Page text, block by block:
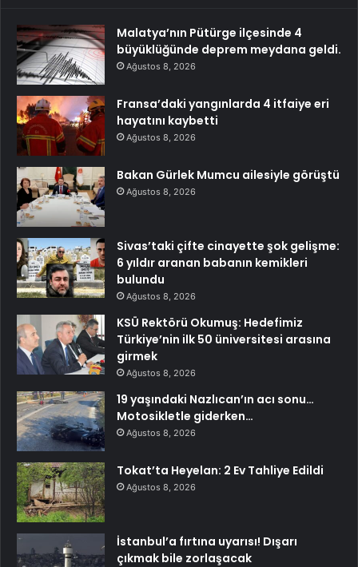
Malatya’nın Pütürge ilçesinde 4
büyüklüğünde deprem meydana geldi.
Ağustos 8, 2026
Fransa’daki yangınlarda 4 itfaiye eri
hayatını kaybetti
Ağustos 8, 2026
Bakan Gürlek Mumcu ailesiyle görüştü
Ağustos 8, 2026
Sivas’taki çifte cinayette şok gelişme:
6 yıldır aranan babanın kemikleri
bulundu
Ağustos 8, 2026
KSÜ Rektörü Okumuş: Hedefimiz
Türkiye’nin ilk 50 üniversitesi arasına
girmek
Ağustos 8, 2026
19 yaşındaki Nazlıcan’ın acı sonu…
Motosikletle giderken…
Ağustos 8, 2026
Tokat’ta Heyelan: 2 Ev Tahliye Edildi
Ağustos 8, 2026
İstanbul’a fırtına uyarısı! Dışarı
çıkmak bile zorlaşacak